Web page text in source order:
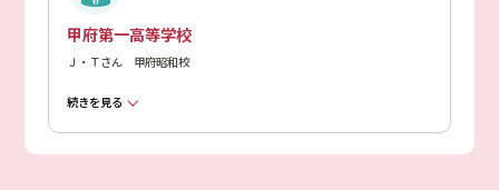
甲府第一高等学校
Ｊ・Ｔさん 甲府昭和校
続きを見る